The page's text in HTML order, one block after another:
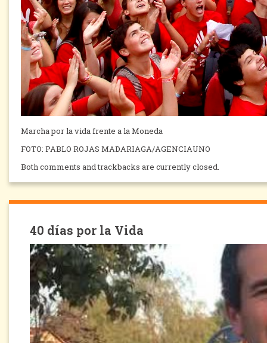
Marcha por la vida frente a la Moneda
FOTO: PABLO ROJAS MADARIAGA/AGENCIAUNO
Both comments and trackbacks are currently closed.
40 días por la Vida